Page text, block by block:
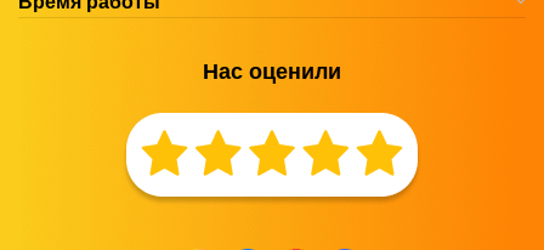
Нас оценили